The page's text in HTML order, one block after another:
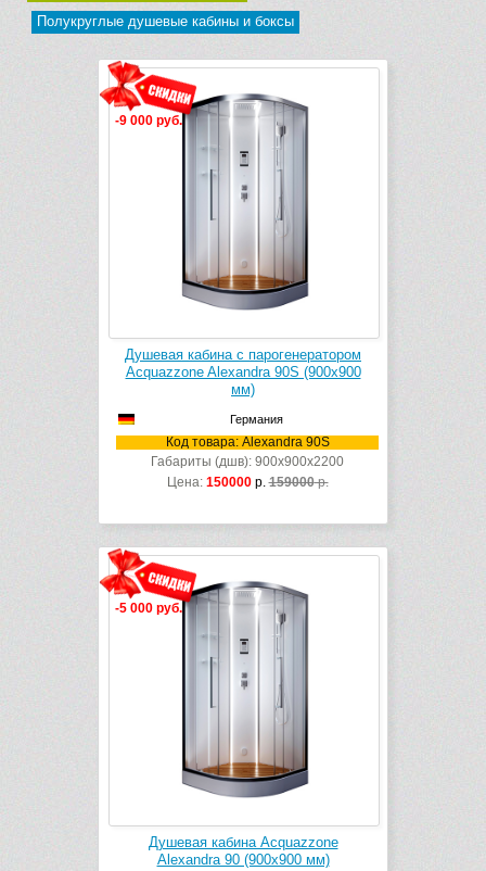
Полукруглые душевые кабины и боксы
-9 000 руб.
Душевая кабина с парогенератором
Acquazzone Alexandra 90S (900х900
мм)
Германия
Код товара: Alexandra 90S
Габариты (дшв): 900x900x2200
Цена: 150000р.159000р.
-5 000 руб.
Душевая кабина Acquazzone
Alexandra 90 (900х900 мм)